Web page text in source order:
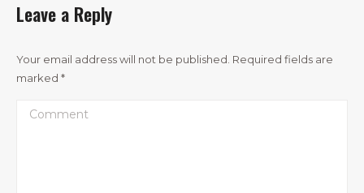
Leave a Reply
Your email address will not be published. Required fields are
marked *
Comment